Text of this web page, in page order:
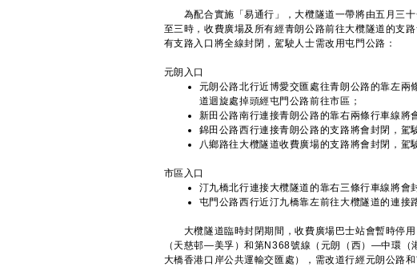
為配合實施「易通行」，大欖隧道一帶將由五月三十
至三時，收費廣場及所有經青朗公路前往大欖隧道的支
有支路入口將全線封閉，駕駛人士需改用屯門公路：
元朗入口
元朗公路北行近博愛交匯處往青朗公路的靠左
道迴旋處掉頭經屯門公路前往市區；
新田公路南行連接青朗公路的靠右兩條行車線將
錦田公路西行連接青朗公路的支路將會封閉，駕
八鄉路往大欖隧道收費廣場的支路將會封閉，駕
市區入口
汀九橋北行連接大欖隧道的靠右三條行車線將會
屯門公路西行近汀九橋靠左前往大欖隧道的連接
大欖隧道臨時封閉期間，收費廣場巴士站會暫時停用
（天慈邨—美孚）和第N368號線（元朗（西）—中環
大橋香港口岸公共運輸交匯處），需改道行經元朗公路